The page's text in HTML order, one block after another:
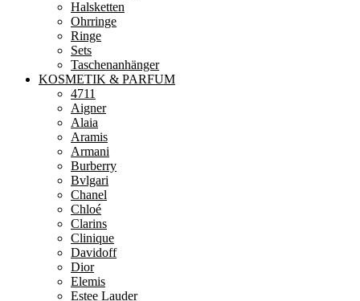
Halsketten
Ohrringe
Ringe
Sets
Taschenanhänger
KOSMETIK & PARFUM
4711
Aigner
Alaia
Aramis
Armani
Burberry
Bvlgari
Chanel
Chloé
Clarins
Clinique
Davidoff
Dior
Elemis
Estee Lauder